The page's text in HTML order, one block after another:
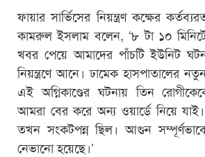
ফায়ার সার্ভিসের নিয়ন্ত্রণ কক্ষের
কামরুল ইসলাম বলেন, ‘৮ টা ১০
খবর পেয়ে আমাদের পাঁচটি ইউনিট
নিয়ন্ত্রণে আনে। ঢামেক হাসপাতালের
এই অগ্নিকাণ্ডের ঘটনায় তিন
আমরা বের করে অন্য ওয়ার্ডে নিয়ে
তখন সংকটপন্ন ছিল। আগুন
নেভানো হয়েছে।’